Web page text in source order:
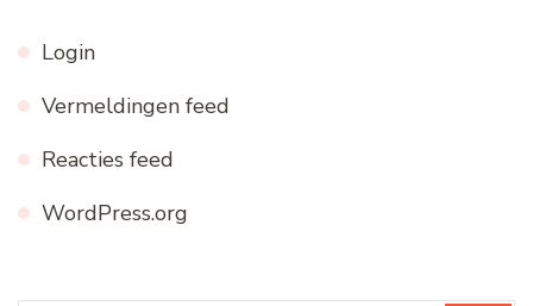
Login
Vermeldingen feed
Reacties feed
WordPress.org